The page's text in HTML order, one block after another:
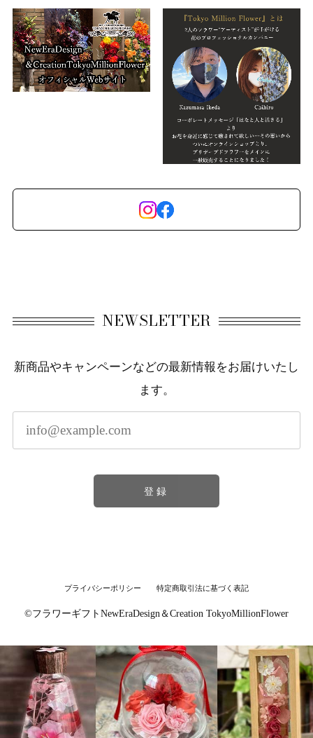
NEWSLETTER
新商品やキャンペーンなどの最新情報をお届けいたし
ます。
登録
プライバシーポリシー 特定商取引法に基づく表記
©︎フラワーギフトNewEraDesign＆Creation TokyoMillionFlower